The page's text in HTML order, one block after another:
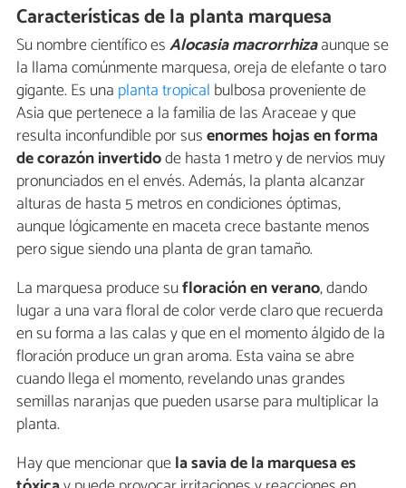
Características de la planta marquesa
Su nombre científico esAlocasia macrorrhizaaunque se
la llama comúnmente marquesa, oreja de elefante o taro
gigante. Es una planta tropical bulbosa proveniente de
Asia que pertenece a la familia de las Araceae y que
resulta inconfundible por susenormes hojas en forma
de corazón invertidode hasta 1 metro y de nervios muy
pronunciados en el envés. Además, la planta alcanzar
alturas de hasta 5 metros en condiciones óptimas,
aunque lógicamente en maceta crece bastante menos
pero sigue siendo una planta de gran tamaño.
La marquesa produce sufloración en verano, dando
lugar a una vara floral de color verde claro que recuerda
en su forma a las calas y que en el momento álgido de la
floración produce un gran aroma. Esta vaina se abre
cuando llega el momento, revelando unas grandes
semillas naranjas que pueden usarse para multiplicar la
planta.
Hay que mencionar quela savia de la marquesa es